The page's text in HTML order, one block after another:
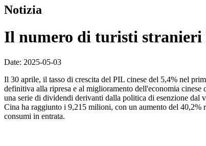
Notizia
Il numero di turisti stranieri
Date: 2025-05-03
Il 30 aprile, il tasso di crescita del PIL cinese del 5,4% nel
definitiva alla ripresa e al miglioramento dell'economia cinese
una serie di dividendi derivanti dalla politica di esenzione
Cina ha raggiunto i 9,215 milioni, con un aumento del 40,2%
consumi in entrata.